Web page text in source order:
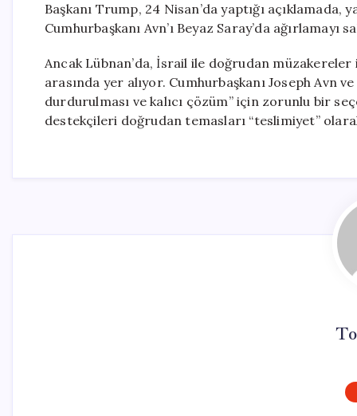
Başkanı Trump, 24 Nisan’da yaptığı
Cumhurbaşkanı Avn’ı Beyaz Saray’da ağırlamayı
Ancak Lübnan’da, İsrail ile doğrudan
arasında yer alıyor. Cumhurbaşkanı Joseph Avn
durdurulması ve kalıcı çözüm” için zorunlu bir
destekçileri doğrudan temasları “teslimiyet”